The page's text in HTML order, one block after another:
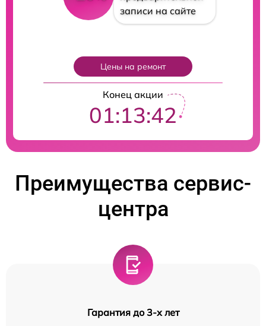
записи на сайте
Цены на ремонт
Конец акции
01:13:41
Преимущества сервис-
центра
Гарантия до 3-х лет